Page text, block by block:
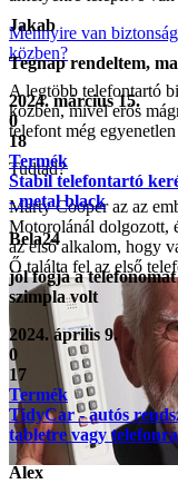
Mennyire van
közben?
A legtöbb telefontartó
közben, mivel erős
telefont még
Tudtad?
Marty Cooper az az
Motorolánál dolgozott,
az első alkalom, hogy
Ő találta fel az első
Jakab
Tegnap rendeltem,
2024. március 15.
0
18
Termék
Stabil telefontartó
- metal black
Bela24
jól fogja a
szimpla volt
2024. április 9.
0
17
Termék
TidyCar - autós
tabletre vagy telefonra
Alex